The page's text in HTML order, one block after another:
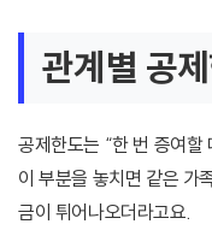
관계별 공
공제한도는 “한 번 증여할
이 부분을 놓치면 같은 가
금이 튀어나오더라고요.